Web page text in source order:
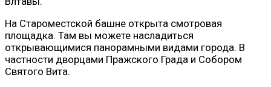
На Староместской башне открыта смотровая
площадка. Там вы можете насладиться
открывающимися панорамными видами города. В
частности дворцами Пражского Града и Собором
Святого Вита.